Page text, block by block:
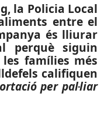
la Policia Local
entre el
és lliurar
perquè siguin
famílies més
califiquen
per pal·liar